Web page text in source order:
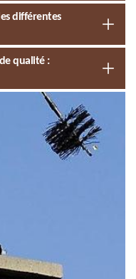
différentes
qualité :